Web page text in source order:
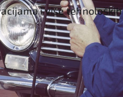
i više tehnoloških